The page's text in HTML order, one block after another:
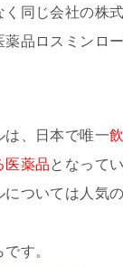
く同じ会社の株
薬品ロスミンロ
は、日本で唯一
医薬品となって
については人気
す。